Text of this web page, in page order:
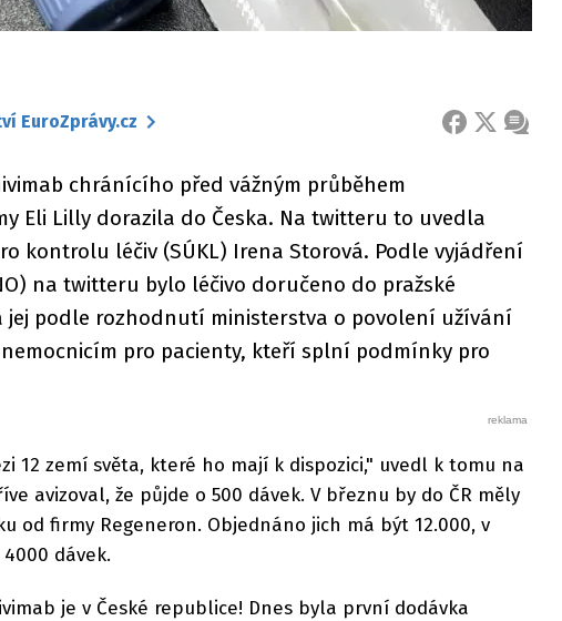
EuroZprávy.cz FACEBOOK
X ZPRÁVA
chránícího před vážným průběhem
Eli Lilly dorazila do Česka. Na twitteru to uvedla
kontrolu léčiv (SÚKL) Irena Storová. Podle vyjádření
na twitteru bylo léčivo doručeno do pražské
jej podle rozhodnutí ministerstva o povolení užívání
pro pacienty, kteří splní podmínky pro
12 zemí světa, které ho mají k dispozici," uvedl k tomu na
avizoval, že půjde o 500 dávek. V březnu by do ČR měly
od firmy Regeneron. Objednáno jich má být 12.000, v
dávek.
je v České republice! Dnes byla první dodávka